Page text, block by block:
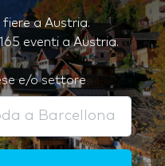
fiere a Austria.
eventi a Austria.
e/o settore